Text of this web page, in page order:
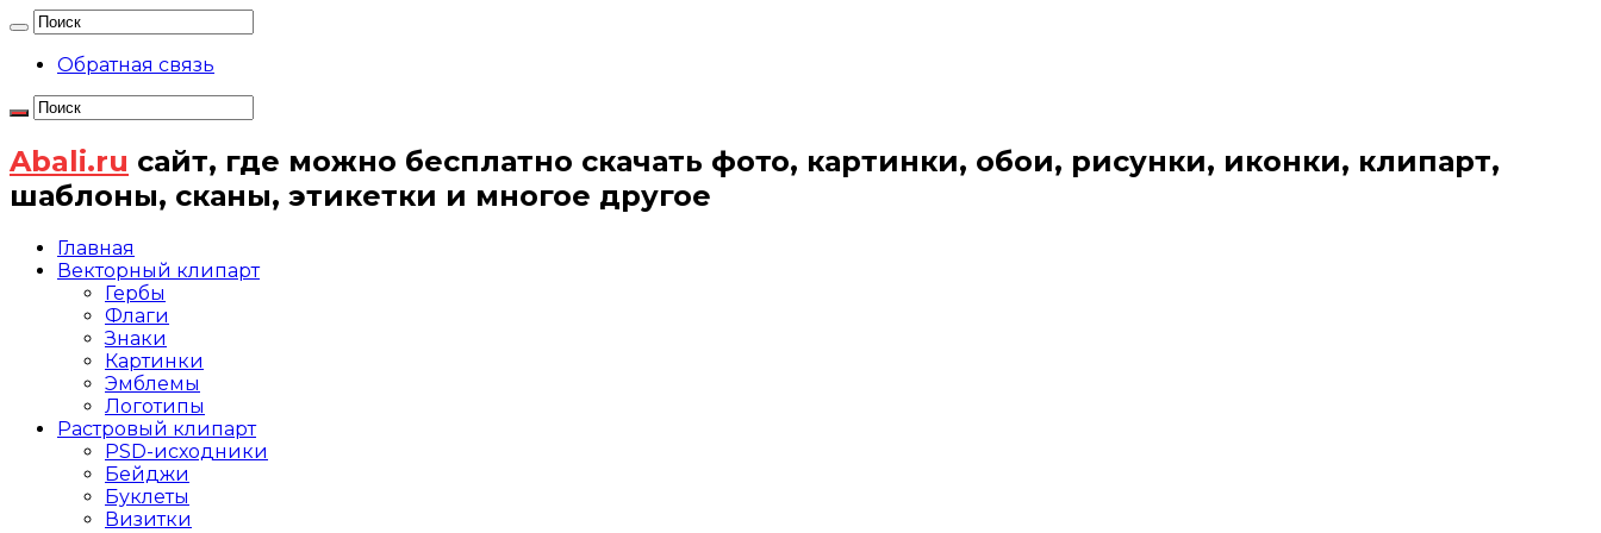
Обратная связь
Abali.ru сайт, где можно бесплатно скачать фото, картинки, обои, рисунки, иконки, клипарт,
шаблоны, сканы, этикетки и многое другое
Главная
Векторный клипарт
Гербы
Флаги
Знаки
Картинки
Эмблемы
Логотипы
Растровый клипарт
PSD-исходники
Бейджи
Буклеты
Визитки